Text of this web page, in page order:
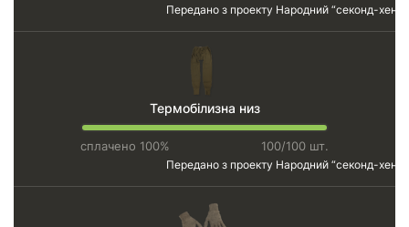
Передано з проекту Народний “секонд-хенд”
Термобілизна низ
сплачено 100%
100/100 шт.
Передано з проекту Народний “секонд-хенд”